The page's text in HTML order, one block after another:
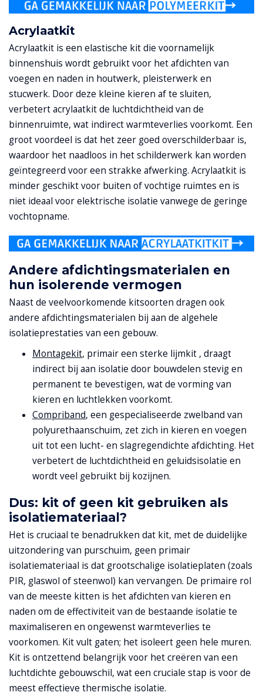
Acrylaatkit
Acrylaatkit is een elastische kit die voornamelijk
binnenshuis wordt gebruikt voor het afdichten van
voegen en naden in houtwerk, pleisterwerk en
stucwerk. Door deze kleine kieren af te sluiten,
verbetert acrylaatkit de luchtdichtheid van de
binnenruimte, wat indirect warmteverlies voorkomt. Een
groot voordeel is dat het zeer goed overschilderbaar is,
waardoor het naadloos in het schilderwerk kan worden
geïntegreerd voor een strakke afwerking. Acrylaatkit is
minder geschikt voor buiten of vochtige ruimtes en is
niet ideaal voor elektrische isolatie vanwege de geringe
vochtopname.
Andere afdichtingsmaterialen en
hun isolerende vermogen
Naast de veelvoorkomende kitsoorten dragen ook
andere afdichtingsmaterialen bij aan de algehele
isolatieprestaties van een gebouw.
Montagekit, primair een sterke lijmkit , draagt
indirect bij aan isolatie door bouwdelen stevig en
permanent te bevestigen, wat de vorming van
kieren en luchtlekken voorkomt.
Compriband, een gespecialiseerde zwelband van
polyurethaanschuim, zet zich in kieren en voegen
uit tot een lucht- en slagregendichte afdichting. Het
verbetert de luchtdichtheid en geluidsisolatie en
wordt veel gebruikt bij kozijnen.
Dus: kit of geen kit gebruiken als
isolatiemateriaal?
Het is cruciaal te benadrukken dat kit, met de duidelijke
uitzondering van purschuim, geen primair
isolatiemateriaal is dat grootschalige isolatieplaten (zoals
PIR, glaswol of steenwol) kan vervangen. De primaire rol
van de meeste kitten is het afdichten van kieren en
naden om de effectiviteit van de bestaande isolatie te
maximaliseren en ongewenst warmteverlies te
voorkomen. Kit vult gaten; het isoleert geen hele muren.
Kit is ontzettend belangrijk voor het creëren van een
luchtdichte gebouwschil, wat een cruciale stap is voor de
meest effectieve thermische isolatie.